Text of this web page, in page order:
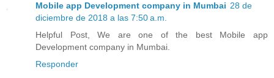
Mobile app Development company in Mumbai 28 de
diciembre de 2018 a las 7:50 a.m.
Helpful Post, We are one of the best Mobile app
Development company in Mumbai.
Responder